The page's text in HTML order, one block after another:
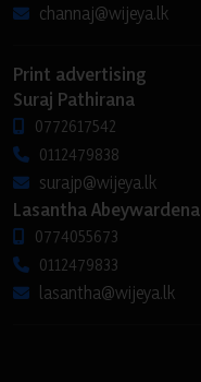
channaj@wijeya.lk
Print advertising
Suraj Pathirana
0772617542
0112479838
surajp@wijeya.lk
Lasantha Abeywardena
0774055673
0112479833
lasantha@wijeya.lk